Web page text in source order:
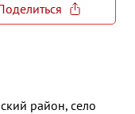
район, село